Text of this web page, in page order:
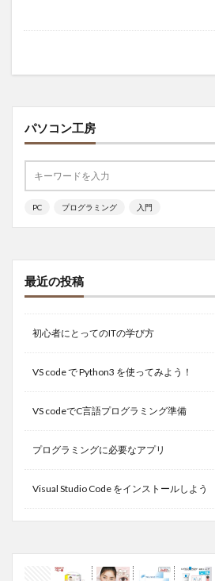
パソコン工房
PC プログラミング 入門
最近の投稿
初心者にとってのITの学び方
VS code で Python3 を使ってみよう！
VS codeでC言語プログラミング準備
プログラミングに必要なアプリ
Visual Studio Code をインストールしよう